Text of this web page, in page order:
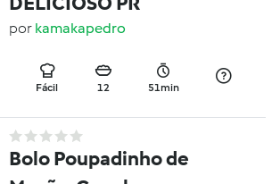
por kamakapedro
Fácil 12 51min
Bolo Poupadinho de